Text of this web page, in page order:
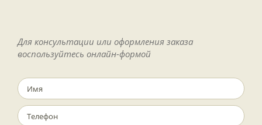
Для консультации или оформления заказа
воспользуйтесь онлайн-формой